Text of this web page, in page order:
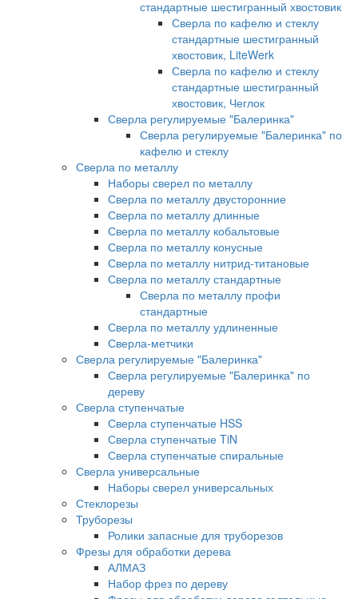
стандартные шестигранный хвостовик
Сверла по кафелю и стеклу
стандартные шестигранный
хвостовик, LiteWerk
Сверла по кафелю и стеклу
стандартные шестигранный
хвостовик, Чеглок
Сверла регулируемые "Балеринка"
Сверла регулируемые "Балеринка" по
кафелю и стеклу
Сверла по металлу
Наборы сверел по металлу
Сверла по металлу двусторонние
Сверла по металлу длинные
Сверла по металлу кобальтовые
Сверла по металлу конусные
Сверла по металлу нитрид-титановые
Сверла по металлу стандартные
Сверла по металлу профи
стандартные
Сверла по металлу удлиненные
Сверла-метчики
Сверла регулируемые "Балеринка"
Сверла регулируемые "Балеринка" по
дереву
Сверла ступенчатые
Сверла ступенчатые HSS
Сверла ступенчатые TiN
Сверла ступенчатые спиральные
Сверла универсальные
Наборы сверел универсальных
Стеклорезы
Труборезы
Ролики запасные для труборезов
Фрезы для обработки дерева
АЛМАЗ
Набор фрез по дереву